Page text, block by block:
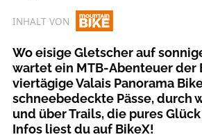
INHALT VON
Wo eisige Gletscher auf
wartet ein MTB-Abenteuer der
viertägige Valais Panorama
schneebedeckte Pässe, durch
und über Trails, die pures
Infos liest du auf BikeX!